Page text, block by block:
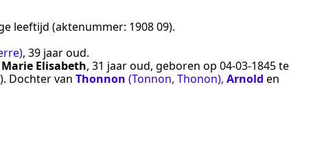
leeftijd (aktenummer: 1908 09).
, 39 jaar oud.
Marie Elisabeth, 31 jaar oud, geboren op 04‑03‑1845te
). Dochter van Thonnon (Tonnon, Thonon), Arnold en